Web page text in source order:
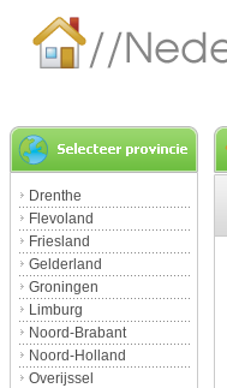
Drenthe
Flevoland
Friesland
Gelderland
Groningen
Limburg
Noord-Brabant
Noord-Holland
Overijssel